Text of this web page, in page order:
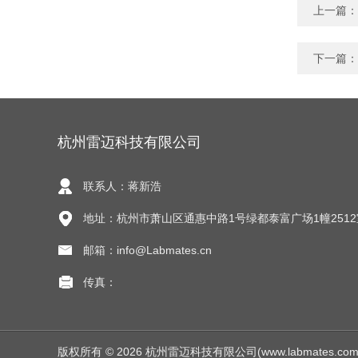
上一篇：
下一篇：
杭州雷迈科技有限公司
联系人：蒋新浩
地址：杭州市萧山区通惠中路1号绿都泰富广场1幢
邮箱：info@Labmates.cn
传真：
版权所有 © 2026 杭州雷迈科技有限公司